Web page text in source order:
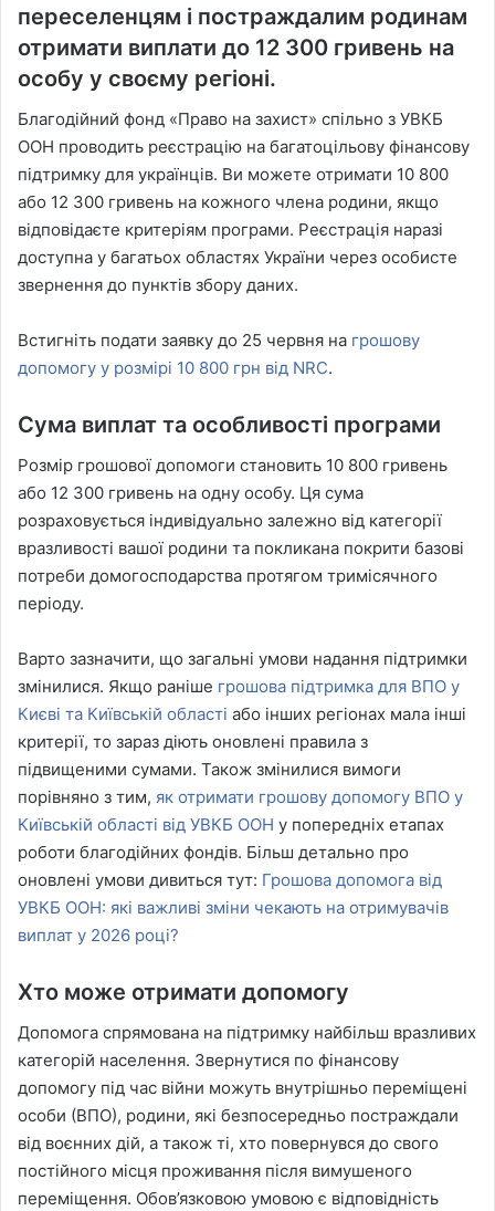
переселенцям і постраждалим родинам
отримати виплати до 12 300 гривень на
особу у своєму регіоні.
Благодійний фонд «Право на захист» спільно з УВКБ
ООН проводить реєстрацію на багатоцільову фінансову
підтримку для українців. Ви можете отримати 10 800
або 12 300 гривень на кожного члена родини, якщо
відповідаєте критеріям програми. Реєстрація наразі
доступна у багатьох областях України через особисте
звернення до пунктів збору даних.
Встигніть подати заявку до 25 червня на грошову
допомогу у розмірі 10 800 грн від NRC.
Сума виплат та особливості програми
Розмір грошової допомоги становить 10 800 гривень
або 12 300 гривень на одну особу. Ця сума
розраховується індивідуально залежно від категорії
вразливості вашої родини та покликана покрити базові
потреби домогосподарства протягом тримісячного
періоду.
Варто зазначити, що загальні умови надання підтримки
змінилися. Якщо раніше грошова підтримка для ВПО у
Києві та Київській області або інших регіонах мала інші
критерії, то зараз діють оновлені правила з
підвищеними сумами. Також змінилися вимоги
порівняно з тим, як отримати грошову допомогу ВПО у
Київській області від УВКБ ООН у попередніх етапах
роботи благодійних фондів. Більш детально про
оновлені умови дивиться тут: Грошова допомога від
УВКБ ООН: які важливі зміни чекають на отримувачів
виплат у 2026 році?
Хто може отримати допомогу
Допомога спрямована на підтримку найбільш вразливих
категорій населення. Звернутися по фінансову
допомогу під час війни можуть внутрішньо переміщені
особи (ВПО), родини, які безпосередньо постраждали
від воєнних дій, а також ті, хто повернувся до свого
постійного місця проживання після вимушеного
переміщення. Обов’язковою умовою є відповідність